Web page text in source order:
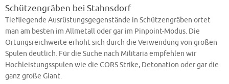
Schützengräben bei Stahnsdorf
Tiefliegende Ausrüstungsgegenstände in Schützengräben ortet
man am besten im Allmetall oder gar im Pinpoint-Modus. Die
Ortungsreichweite erhöht sich durch die Verwendung von großen
Spulen deutlich. Für die Suche nach Militaria empfehlen wir
Hochleistungsspulen wie die CORS Strike, Detonation oder gar die
ganz große Giant.